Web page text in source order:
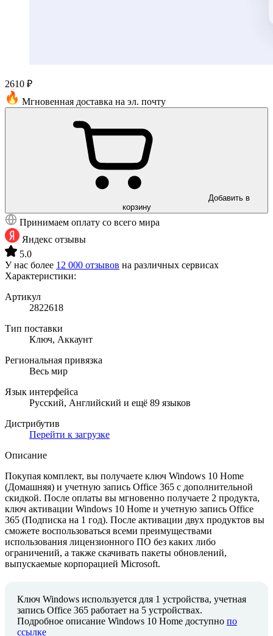
2610 ₽
Мгновенная доставка на эл. почту
Добавить в
корзину
Принимаем оплату со всего мира
Яндекс отзывы
5.0
У нас более 12 000 отзывов на различных сервисах
Характеристики:
Артикул
2822618
Тип поставки
Ключ, Аккаунт
Региональная привязка
Весь мир
Язык интерфейса
Русский, Английский и ещё 89 языков
Дистрибутив
Перейти к загрузке
Описание
Покупая комплект, вы получаете ключ Windows 10 Home
(Домашняя) и учетную запись Office 365 с дополнительной
скидкой. После оплаты вы мгновенно получаете 2 продукта,
ключ активации Windows 10 Home и учетную запись Office
365 (Подписка на 1 год). После активации двух продуктов вы
сможете воспользоваться всеми преимуществами
использования лицензионного ПО без каких либо
ограничений, а также скачивать пакеты обновлений,
выпускаемые корпорацией Microsoft.
Ключ Windows используется для 1 устройства, учетная
запись Office 365 работает на 5 устройствах.
Подробное описание Windows 10 Home доступно по
ссылке